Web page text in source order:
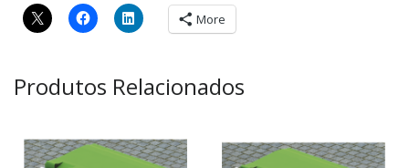
More
Produtos Relacionados